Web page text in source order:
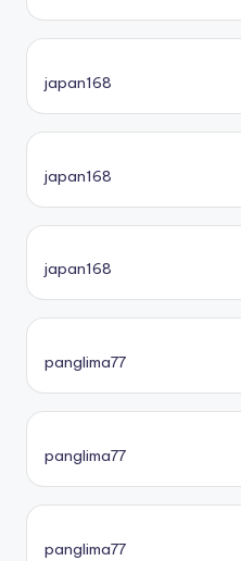
japan168
japan168
japan168
panglima77
panglima77
panglima77